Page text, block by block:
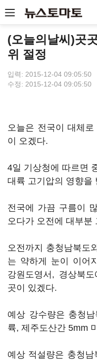
(오늘의날씨)곳
위 절정
입력: 2015-12-04 09:05:50
수정: 2015-12-04 09:05:50
오늘은 전국이 대체
이 오겠다.
4일 기상청에 따르면
대륙 고기압의 영향을
전국에 가끔 구름이
오다가 오전에 대부분
오전까지 충청남북도
는 약하게 눈이 이어
강원도영서, 경상북
곳이 있겠다.
예상 강수량은 충청
륙, 제주도산간 5mm
예상 적설량은 충청